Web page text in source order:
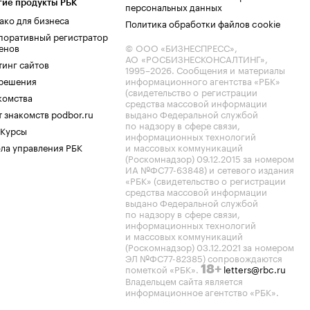
продукты РБК
для бизнеса
регистратор
сайтов
знакомств podbor.ru
управления РБК
персональных данных
Политика обработки файлов cookie
© ООО «БИЗНЕСПРЕСС»,
АО «РОСБИЗНЕСКОНСАЛТИНГ»,
1995–2026. Сообщения и материалы
информационного агентства «РБК»
(свидетельство о регистрации
средства массовой информации
выдано Федеральной службой
по надзору в сфере связи,
информационных технологий
и массовых коммуникаций
(Роскомнадзор) 09.12.2015 за номером
ИА №ФС77-63848) и сетевого издания
«РБК» (свидетельство о регистрации
средства массовой информации
выдано Федеральной службой
по надзору в сфере связи,
информационных технологий
и массовых коммуникаций
(Роскомнадзор) 03.12.2021 за номером
ЭЛ №ФС77-82385) сопровождаются
пометкой «РБК». 18+ letters@rbc.ru
Владельцем сайта является
информационное агентство «РБК».